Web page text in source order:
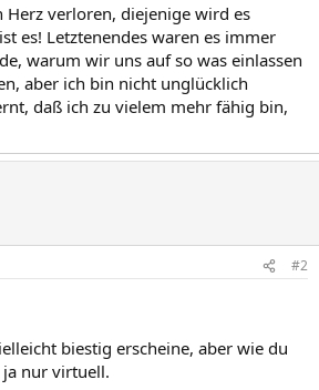
Herz verloren, diejenige wird es
es! Letztenendes waren es immer
warum wir uns auf so was einlassen
aber ich bin nicht unglücklich
daß ich zu vielem mehr fähig bin,
#2
biestig erscheine, aber wie du
ja nur virtuell.